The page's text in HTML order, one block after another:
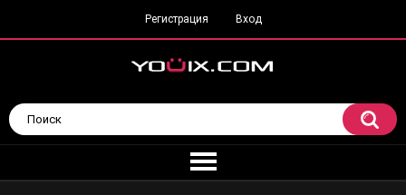
Регистрация Вход